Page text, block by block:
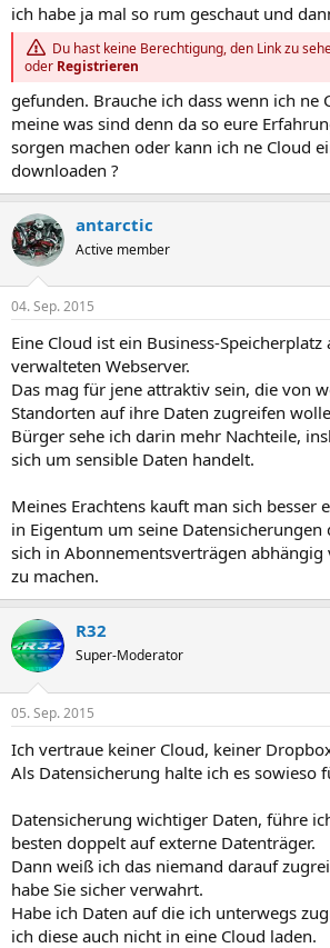
ich habe ja mal so rum geschaut und
Du hast keine Berechtigung, den Link zu
oder Registrieren
gefunden. Brauche ich dass wenn ich ne
meine was sind denn da so eure
sorgen machen oder kann ich ne Cloud
downloaden ?
antarctic
Active member
04. Sep. 2015
Eine Cloud ist ein Business-
verwalteten Webserver.
Das mag für jene attraktiv sein, die von
Standorten auf ihre Daten zugreifen
Bürger sehe ich darin mehr Nachteile,
sich um sensible Daten handelt.
Meines Erachtens kauft man sich besser
in Eigentum um seine
sich in Abonnementsverträgen abhängig
zu machen.
R32
Super-Moderator
05. Sep. 2015
Ich vertraue keiner Cloud, keiner
Als Datensicherung halte ich es sowieso
Datensicherung wichtiger Daten, führe
besten doppelt auf externe Datenträger.
Dann weiß ich das niemand darauf
habe Sie sicher verwahrt.
Habe ich Daten auf die ich unterwegs
ich diese auch nicht in eine Cloud laden.